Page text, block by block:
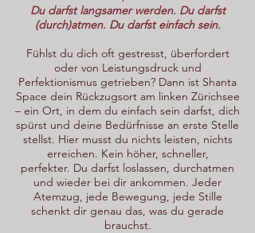
Du darfst langsamer werden. Du darfst
(durch)atmen. Du darfst einfach sein.
Fühlst du dich oft gestresst, überfordert
oder von Leistungsdruck und
Perfektionismus getrieben? Dann ist Shanta
Space dein Rückzugsort am linken Zürichsee
– ein Ort, in dem du einfach sein darfst, dich
spürst und deine Bedürfnisse an erste Stelle
stellst. ​ Hier musst du nichts leisten, nichts
erreichen. Kein höher, schneller,
perfekter. Du darfst loslassen, durchatmen
und wieder bei dir ankommen. Jeder
Atemzug, jede Bewegung, jede Stille
schenkt dir genau das, was du gerade
brauchst.